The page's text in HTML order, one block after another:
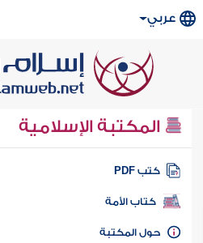
عربي
المكتبة الإسلامية
كتب PDF
كتاب الأمة